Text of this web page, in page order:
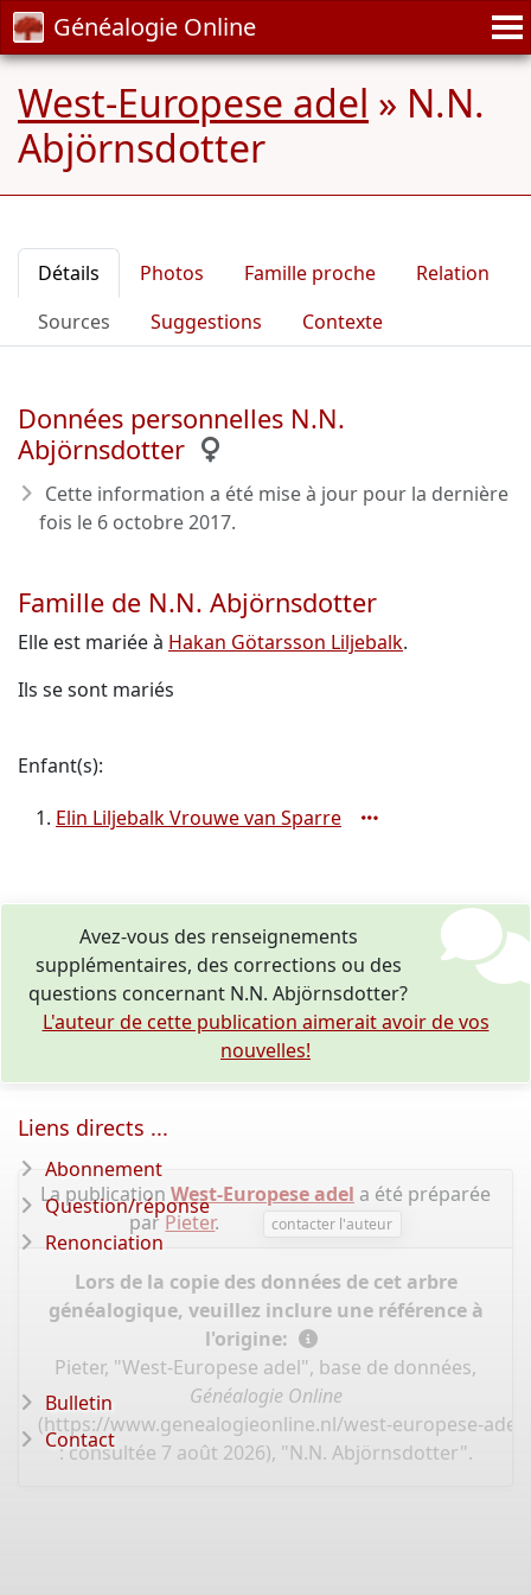
Généalogie Online
West-Europese adel » N.N.
Abjörnsdotter
Détails Photos Famille proche
Relation
Sources
Suggestions Contexte
Données personnelles N.N.
Abjörnsdotter
Cette information a été mise à jour pour la dernière
fois le 6 octobre 2017.
Famille de N.N. Abjörnsdotter
Elle est mariée à Hakan Götarsson Liljebalk.
Ils se sont mariés
Enfant(s):
Elin Liljebalk Vrouwe van Sparre
Avez-vous des renseignements
supplémentaires, des corrections ou des
questions concernant N.N. Abjörnsdotter?
L'auteur de cette publication aimerait avoir de vos
nouvelles!
La publication West-Europese adel a été préparée
par Pieter. contacter l'auteur
Lors de la copie des données de cet arbre
généalogique, veuillez inclure une référence à
l'origine:
Pieter, "West-Europese adel", base de données,
Généalogie Online
(https://www.genealogieonline.nl/west-europese-
: consultée 7 août 2026), "N.N. Abjörnsdotter".
Liens directs ...
Abonnement
Question/réponse
Renonciation
Bulletin
Contact